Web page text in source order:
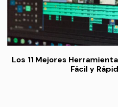
Los 11 Mejores
Fácil y